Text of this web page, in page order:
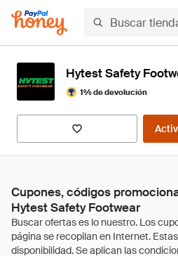
Hytest Safety
1% de devolución
Cupones, códigos
Hytest Safety Footwear